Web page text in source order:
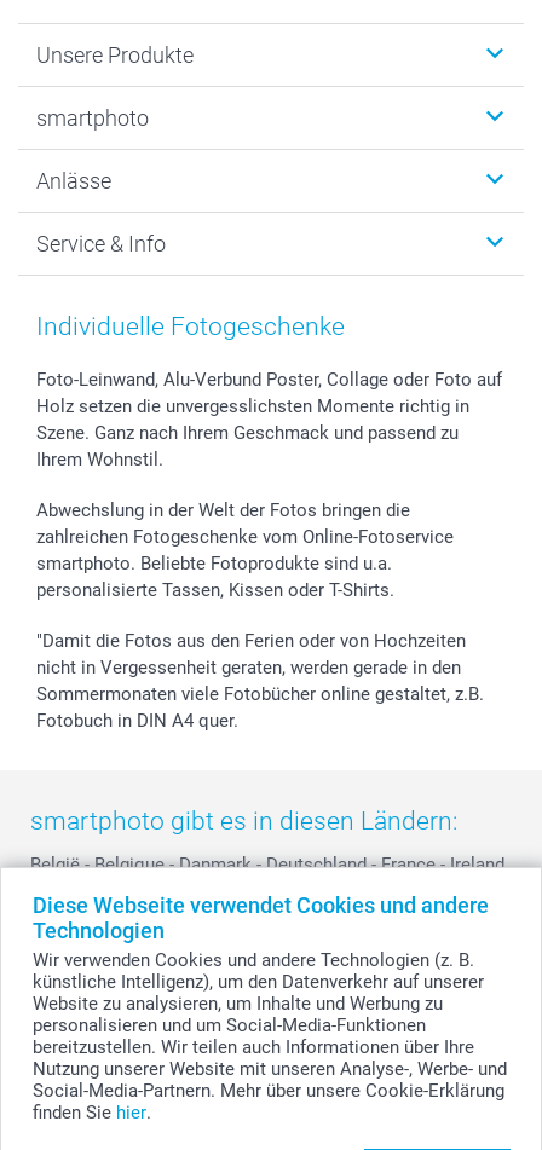
Diese Webseite verwendet Cookies und andere
Technologien
Wir verwenden Cookies und andere Technologien (z. B.
künstliche Intelligenz), um den Datenverkehr auf unserer
Website zu analysieren, um Inhalte und Werbung zu
personalisieren und um Social-Media-Funktionen
bereitzustellen. Wir teilen auch Informationen über Ihre
Nutzung unserer Website mit unseren Analyse-, Werbe- und
Social-Media-Partnern. Mehr über unsere Cookie-Erklärung
finden Sie hier.
Unsere Produkte
Fotogeschenke
MyNameBook
Fotoabzüge, Fotos als Buch & Poster
Zubehör & Material
Sticker & Etiketten
Geschenk-Gutscheine (PDF)
smartphoto
Warum smartphoto
Datenschutz
AGB
Presse
Partnerprogramme
Investor Relations
Widerrufsrecht
Anlässe
Neujahr
Muttertag
Kommunion & Konfirmation
Hochzeit
Geburtstag
Zu allen Anlässen
Service & Info
Anmelden /Registrieren
Lieferfristen
72h Lieferung
Zahlungsmöglichkeiten
Status der Bestellung
smartfriends
smartgarantie
smartbonus
Individuelle Fotogeschenke
Foto-Leinwand, Alu-Verbund Poster, Collage oder Foto auf
Holz setzen die unvergesslichsten Momente richtig in
Szene. Ganz nach Ihrem Geschmack und passend zu
Ihrem Wohnstil.
Abwechslung in der Welt der Fotos bringen die
zahlreichen Fotogeschenke vom Online-Fotoservice
smartphoto. Beliebte Fotoprodukte sind u.a.
personalisierte Tassen, Kissen oder T-Shirts.
"Damit die Fotos aus den Ferien oder von Hochzeiten
nicht in Vergessenheit geraten, werden gerade in den
Sommermonaten viele Fotobücher online gestaltet, z.B.
Fotobuch in DIN A4 quer.
smartphoto gibt es in diesen Ländern:
België - Belgique - Danmark - Deutschland - France - Ireland
- Nederland - Norge - Österreich - Schweiz Suisse -
Switzerland - Suomi
Other Countries
Alle Preise verstehen sich in EURO (€) inkl. MwSt. und zzgl. Versandkosten.